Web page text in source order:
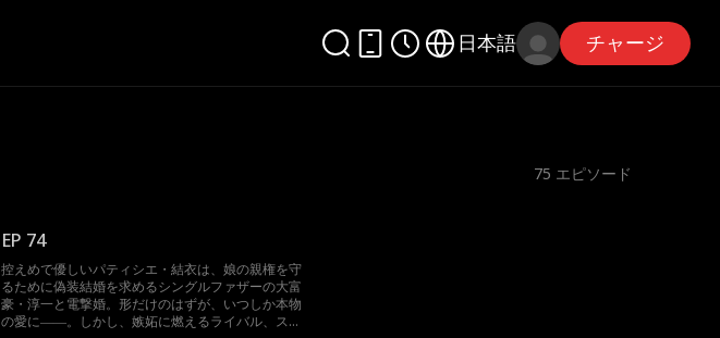
日本語 チャージ
75 エピソード
EP 74
控えめで優しいパティシエ・結衣は、娘の親権を守
るために偽装結婚を求めるシングルファザーの大富
豪・淳一と電撃婚。形だけのはずが、いつしか本物
の愛に――。しかし、嫉妬に燃えるライバル、スト